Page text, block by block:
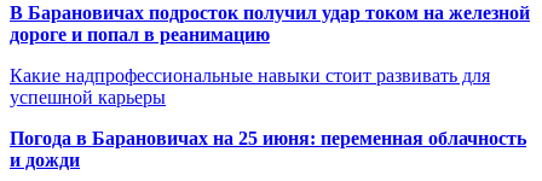
В Барановичах подросток получил удар током на железной
дороге и попал в реанимацию
Какие надпрофессиональные навыки стоит развивать для
успешной карьеры
Погода в Барановичах на 25 июня: переменная облачность
и дожди